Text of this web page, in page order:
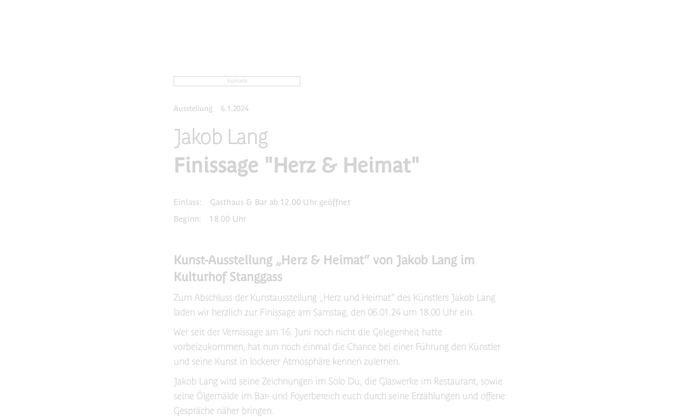
Kulinarik
Ausstellung 6.1.2024
Jakob Lang
Finissage "Herz & Heimat"
Einlass:
Gasthaus & Bar ab 12.00 Uhr geöffnet
Beginn:
18.00 Uhr
Kunst-Ausstellung „Herz & Heimat“ von Jakob Lang im
Kulturhof Stanggass
Zum Abschluss der Kunstausstellung „Herz und Heimat“ des Künstlers Jakob Lang
laden wir herzlich zur Finissage am Samstag, den 06.01.24 um 18.00 Uhr ein.
Wer seit der Vernissage am 16. Juni noch nicht die Gelegenheit hatte
vorbeizukommen, hat nun noch einmal die Chance bei einer Führung den Künstler
und seine Kunst in lockerer Atmosphäre kennen zulernen.
Jakob Lang wird seine Zeichnungen im Solo Du, die Glaswerke im Restaurant, sowie
seine Ölgemälde im Bar- und Foyerbereich euch durch seine Erzählungen und offene
Gespräche näher bringen.